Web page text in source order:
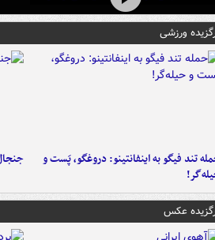
ورزشی
تند فیگو به اینفانتینو: دروغگو، پَست‌ و
عکس